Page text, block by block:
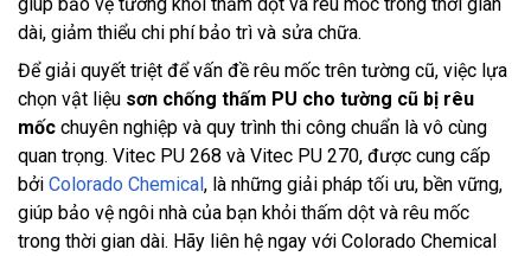
dài, giảm thiểu chi phí bảo trì và sửa chữa.
Để giải quyết triệt để vấn đề rêu mốc trên tường cũ, việc lựa
chọn vật liệu sơn chống thấm PU cho tường cũ bị rêu
mốc chuyên nghiệp và quy trình thi công chuẩn là vô cùng
quan trọng. Vitec PU 268 và Vitec PU 270, được cung cấp
bởi Colorado Chemical, là những giải pháp tối ưu, bền vững,
giúp bảo vệ ngôi nhà của bạn khỏi thấm dột và rêu mốc
trong thời gian dài. Hãy liên hệ ngay với Colorado Chemical